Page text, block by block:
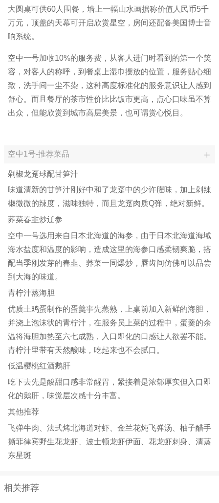
大圆桌可供60人围餐，墙上一幅山水画据称价值人民币5千
万元，顶盖的天幕可开启欣赏星空，房间还配备美国博士音
响系统。
空中一号加收10%的服务费，从客人进门时看到的第一个笑
容，对客人的称呼，到餐桌上湿巾摆放的位置，服务贴心细
致，洗手间一尘不染，这种高度标准化的服务意识让人感到
舒心。而且餐厅的茶市性价比比饭市更高，点心口味虽不算
出众，但能欣赏到城市高层美景，也可谓赏心悦目。
空中1号-推荐菜品
剁椒龙趸球配甘笋汁
味道清新的甘笋汁刚好中和了龙趸中的少许腥味，加上剁辣
椒微微的辣度，滋味独特，而且龙趸肉质Q弹，绝对新鲜。
荞菜春韭炒辽参
空中一号选用来自日本北海道的海参，由于日本北海道海域
海水盐度和温度的影响，造成这里的海参口感柔韧爽脆，搭
配当季刚发芽的春韭、荞菜一同爆炒，唇齿间仿佛可以品尝
到大海的味道。
青柠汁蒸海胆
优质土鸡蛋制作的蛋羹事先蒸熟，上桌前加入新鲜的海胆，
并浇上泡沫状的青柠汁，在服务员上菜的过程中，蛋羹的余
温将海胆加热至六七成熟，入口即化的口感让人欲罢不能。
青柠汁里带有天然酸味，吃起来也不会腻口。
低温樱桃红酒鹅肝
吃下去先是酸甜口感非常醒胃，紧接着是浓郁厚实但入口即
化的鹅肝，味觉层次感十分丰富。
其他推荐
飞弹牛肉、法式烤北海道对虾、金兰花炖飞弹汤、柚子醋手
撕菲律宾野生花龙虾、波士顿龙虾伊面、花龙虾刺身、清蒸
东星斑
相关推荐